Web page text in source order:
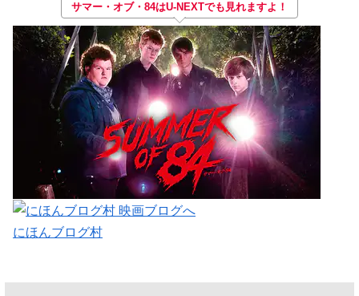
サマー・オブ・84はU-NEXTでも見れますよ！
にほんブログ村